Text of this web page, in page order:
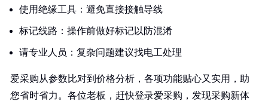
使用绝缘工具：避免直接接触导线
标记线路：操作前做好标记以防混淆
请专业人员：复杂问题建议找电工处理
爱采购从参数比对到价格分析，各项功能贴心又实用，助
您省时省力。各位老板，赶快登录爱采购，发现采购新体